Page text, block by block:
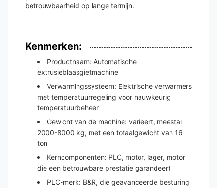
betrouwbaarheid op lange termijn.
Kenmerken:
Productnaam: Automatische
extrusieblaasgietmachine
Verwarmingssysteem: Elektrische verwarmers
met temperatuurregeling voor nauwkeurig
temperatuurbeheer
Gewicht van de machine: varieert, meestal
2000-8000 kg, met een totaalgewicht van 16
ton
Kerncomponenten: PLC, motor, lager, motor
die een betrouwbare prestatie garandeert
PLC-merk: B&R, die geavanceerde besturing